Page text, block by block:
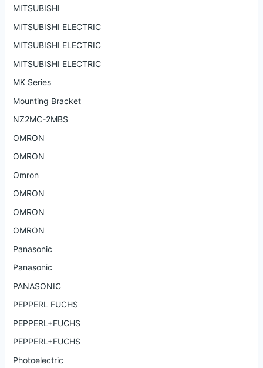
MITSUBISHI
MITSUBISHI ELECTRIC
MITSUBISHI ELECTRIC
MITSUBISHI ELECTRIC
MK Series
Mounting Bracket
NZ2MC-2MBS
OMRON
OMRON
Omron
OMRON
OMRON
OMRON
Panasonic
Panasonic
PANASONIC
PEPPERL FUCHS
PEPPERL+FUCHS
PEPPERL+FUCHS
Photoelectric